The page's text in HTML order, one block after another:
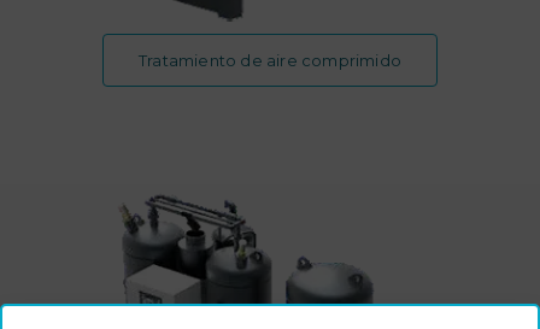
Tratamiento de aire comprimido